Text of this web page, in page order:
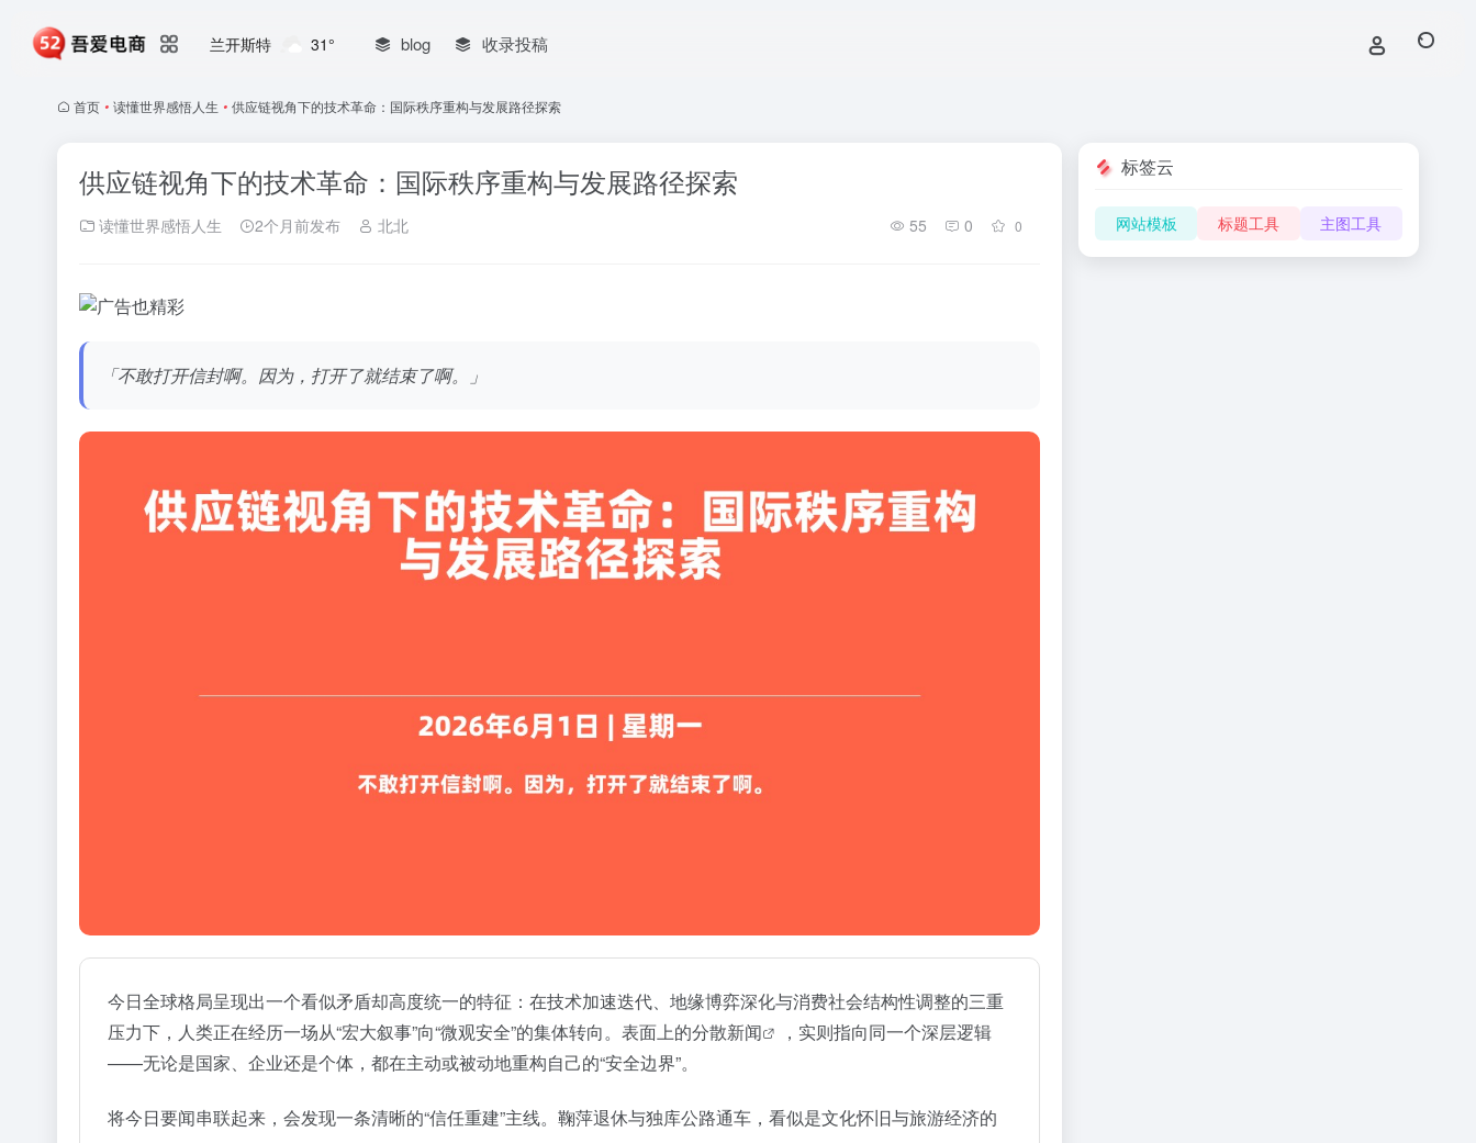
兰开斯特 31° blog 收录投稿
首页 • 读懂世界感悟人生 • 供应链视角下的技术革命：国际秩序重构与发展路径探索
供应链视角下的技术革命：国际秩序重构与发展路径探索
读懂世界感悟人生 2个月前发布 北北 55 0 0
「不敢打开信封啊。因为，打开了就结束了啊。」
今日全球格局呈现出一个看似矛盾却高度统一的特征：在技术加速迭代、地缘博弈深化与消费社会结构性调整的三重
压力下，人类正在经历一场从“宏大叙事”向“微观安全”的集体转向。表面上的分散新闻
，实则指向同一个深层逻辑
——无论是国家、企业还是个体，都在主动或被动地重构自己的“安全边界”。
将今日要闻串联起来，会发现一条清晰的“信任重建”主线。鞠萍退休与独库公路通车，看似是文化怀旧与旅游经济的
标签云
网站模板 标题工具 主图工具